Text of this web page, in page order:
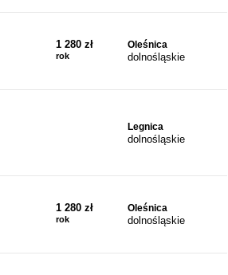
1 280 zł
rok
Oleśnica
dolnośląskie
Legnica
dolnośląskie
1 280 zł
rok
Oleśnica
dolnośląskie